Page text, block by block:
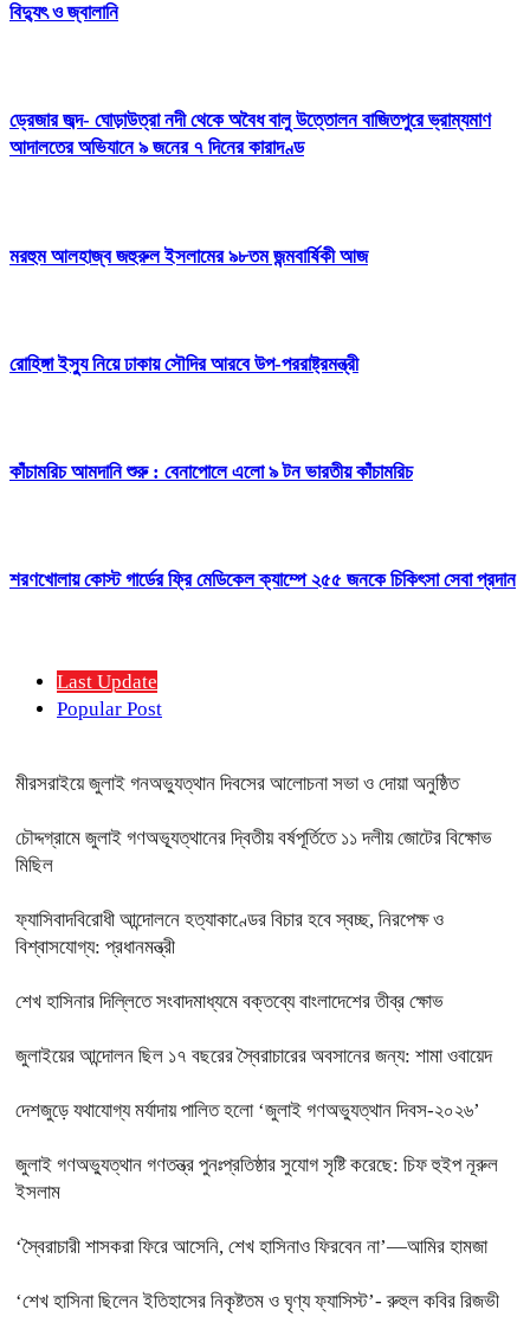
বিদ্যুৎ ও জ্বালানি
ড্রেজার জব্দ- ঘোড়াউত্রা নদী থেকে অবৈধ বালু উত্তোলন বাজিতপুরে ভ্রাম্যমাণ
আদালতের অভিযানে ৯ জনের ৭ দিনের কারাদণ্ড
মরহুম আলহাজ্ব জহুরুল ইসলামের ৯৮তম জন্মবার্ষিকী আজ
রোহিঙ্গা ইস্যু নিয়ে ঢাকায় সৌদির আরবে উপ-পররাষ্ট্রমন্ত্রী
কাঁচামরিচ আমদানি শুরু : বেনাপোলে এলো ৯ টন ভারতীয় কাঁচামরিচ
শরণখোলায় কোস্ট গার্ডের ফ্রি মেডিকেল ক্যাম্পে ২৫৫ জনকে চিকিৎসা সেবা প্রদান
Last Update
Popular Post
মীরসরাইয়ে জুলাই গনঅভ্যুত্থান দিবসের আলোচনা সভা ও দোয়া অনুষ্ঠিত
চৌদ্দগ্রামে জুলাই গণঅভ্যূত্থানের দ্বিতীয় বর্ষপূর্তিতে ১১ দলীয় জোটের বিক্ষোভ
মিছিল
ফ্যাসিবাদবিরোধী আন্দোলনে হত্যাকাণ্ডের বিচার হবে স্বচ্ছ, নিরপেক্ষ ও
বিশ্বাসযোগ্য: প্রধানমন্ত্রী
শেখ হাসিনার দিল্লিতে সংবাদমাধ্যমে বক্তব্যে বাংলাদেশের তীব্র ক্ষোভ
জুলাইয়ের আন্দোলন ছিল ১৭ বছরের স্বৈরাচারের অবসানের জন্য: শামা ওবায়েদ
দেশজুড়ে যথাযোগ্য মর্যাদায় পালিত হলো ‘জুলাই গণঅভ্যুত্থান দিবস-২০২৬’
জুলাই গণঅভ্যুত্থান গণতন্ত্র পুনঃপ্রতিষ্ঠার সুযোগ সৃষ্টি করেছে: চিফ হুইপ নূরুল
ইসলাম
‘স্বৈরাচারী শাসকরা ফিরে আসেনি, শেখ হাসিনাও ফিরবেন না’—আমির হামজা
‘শেখ হাসিনা ছিলেন ইতিহাসের নিকৃষ্টতম ও ঘৃণ্য ফ্যাসিস্ট’- রুহুল কবির রিজভী